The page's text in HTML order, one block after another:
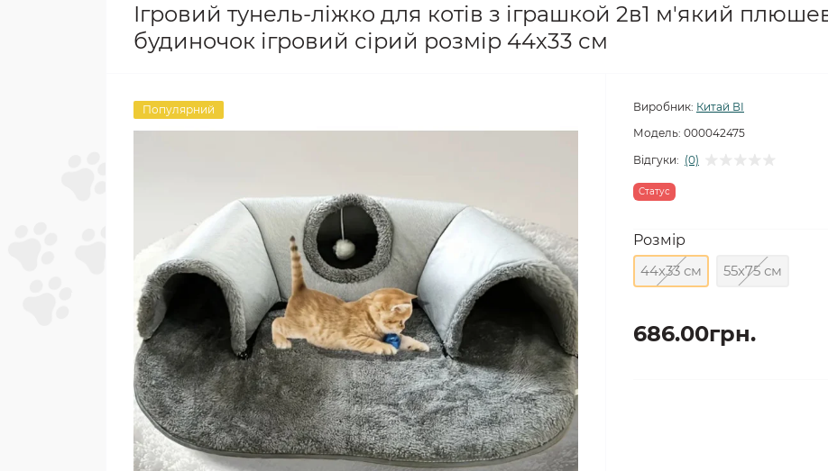
Ігровий тунель-ліжко для котів з іграшкой 2в1 м'який
будиночок ігровий сірий розмір 44х33 см
Популярний Виробник: Китай ВІ
Модель: 000042475
Відгуки: (0)
Статус
Розмір
44х33 см
55х75 см
686.00грн.